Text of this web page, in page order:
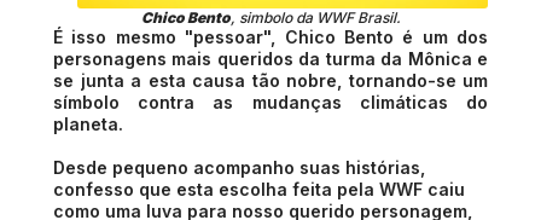
Chico Bento, simbolo da WWF Brasil.
É isso mesmo "pessoar", Chico Bento é um dos
personagens mais queridos da turma da Mônica e
se junta a esta causa tão nobre, tornando-se um
símbolo contra as mudanças climáticas do
planeta.
Desde pequeno acompanho suas histórias,
confesso que esta escolha feita pela WWF caiu
como uma luva para nosso querido personagem,